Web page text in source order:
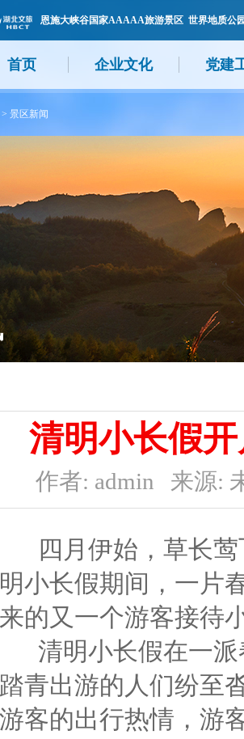
恩施大峡谷国家AAAAA旅游景区 世界地质公
首页 企业文化 党建
> 景区新闻
清明小长假
作者: admin 来源:
四月伊始，草长莺
明小长假期间，一片
来的又一个游客接待
清明小长假在一派
踏青出游的人们纷至
游客的出行热情，游